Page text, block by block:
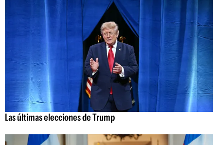
Las últimas elecciones de Trump